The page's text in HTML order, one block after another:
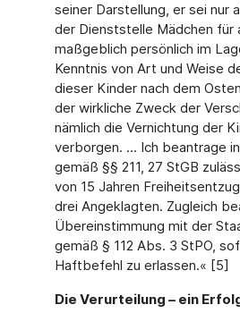
seiner Darstellung, er sei nur
der Dienststelle Mädchen für
maßgeblich persönlich im
Kenntnis von Art und Weise
dieser Kinder nach dem
der wirkliche Zweck der
nämlich die Vernichtung der
verborgen. ... Ich beantrage
gemäß §§ 211, 27 StGB
von 15 Jahren
drei Angeklagten. Zugleich
Übereinstimmung mit der
gemäß § 112 Abs. 3 StPO,
Haftbefehl zu erlassen.« [5]
Die Verurteilung – ein